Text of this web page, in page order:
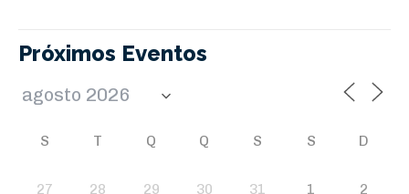
Próximos Eventos
S T Q Q S S D
27 28 29 30 31 1 2